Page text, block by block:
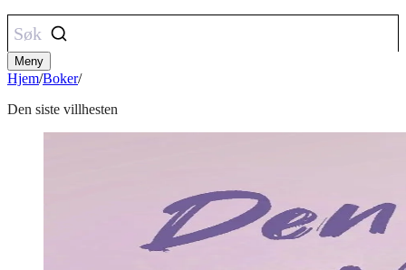
Søk
Meny
Hjem/Boker/
Den siste villhesten